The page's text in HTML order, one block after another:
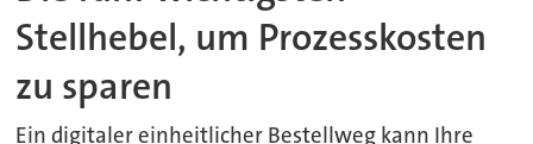
Stellhebel, um Prozesskosten
zu sparen
Ein digitaler einheitlicher Bestellweg kann Ihre